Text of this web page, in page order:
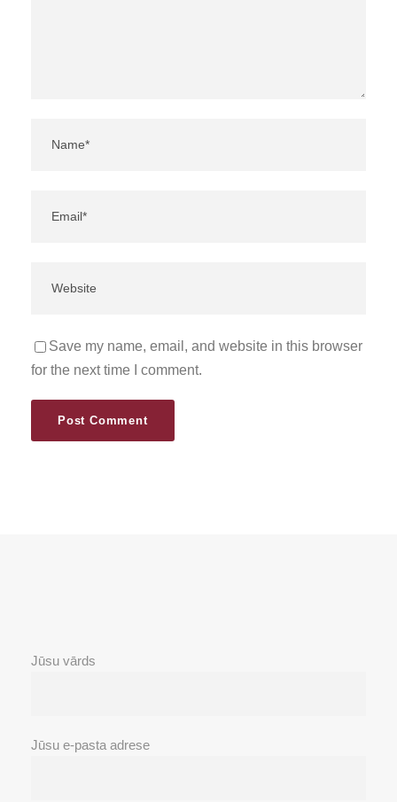
Save my name, email, and website in this browser
for the next time I comment.
Jūsu vārds
Jūsu e-pasta adrese